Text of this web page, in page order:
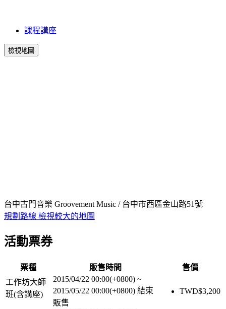
課程講座
檢視地圖
台中古門音樂 Groovement Music / 台中市西區金山路51號
規劃路線 檢視較大的地圖
活動票券
票種 販售時間
售價
工作坊大師
班(含講座)
2015/04/22 00:00(+0800) ~
2015/05/22 00:00(+0800) 結束
販售
TWD$3,200